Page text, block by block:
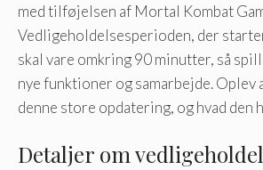
med tilføjelsen af ​​Mortal Kombat
Vedligeholdelsesperioden, der
skal vare omkring 90 minutter, så
nye funktioner og samarbejde. Oplev
denne store opdatering, og hvad den
Detaljer om